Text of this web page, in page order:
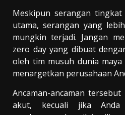
Meskipun serangan
utama, serangan yang
mungkin terjadi. Jangan
zero day yang dibuat
oleh tim musuh dunia
menargetkan perusahaan
Ancaman-ancaman
akut, kecuali jika Anda